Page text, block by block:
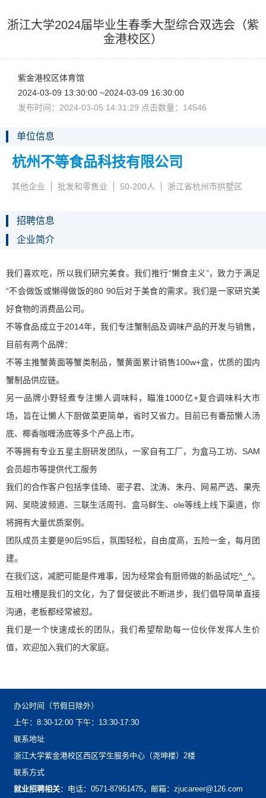
浙江大学2024届毕业生春季大型综合双选会（紫
金港校区）
紫金港校区体育馆
2024-03-0913:30:00~2024-03-0916:30:00
发布时间：2024-03-0514:31:29点击数量：14546
单位信息
杭州不等食品科技有限公司
其他企业 批发和零售业 50-200人 浙江省杭州市拱墅区
招聘信息
企业简介
我们喜欢吃，所以我们研究美食。我们推行“懒食主义”，致力于满足
“不会做饭或懒得做饭的8090后对于美食的需求。我们是一家研究美
好食物的消费品公司。
不等食品成立于2014年，我们专注蟹制品及调味产品的开发与销售，
目前有两个品牌：
不等主推蟹黄面等蟹类制品，蟹黄面累计销售100w+盒，优质的国内
蟹制品供应链。
另一品牌小野轻煮专注懒人调味料，瞄准1000亿+复合调味料大市
场，旨在让懒人下厨做菜更简单，省时又省力。目前已有番茄懒人汤
底、椰香咖喱汤底等多个产品上市。
不等拥有专业五星主厨研发团队，一家自有工厂，为盒马工坊、SAM
会员超市等提供代工服务
我们的合作客户包括李佳琦、密子君、沈涛、朱丹、网易严选、果壳
网、吴晓波频道、三联生活周刊、盒马鲜生、ole等线上线下渠道，你
将拥有大量优质案例。
团队成员主要是90后95后，氛围轻松，自由度高，五险一金，每月团
建。
在我们这，减肥可能是件难事，因为经常会有厨师做的新品试吃^_^。
互相吐槽是我们的文化，为了督促彼此不断进步，我们倡导简单直接
沟通，老板都经常被怼。
我们是一个快速成长的团队，我们希望帮助每一位伙伴发挥人生价
值，欢迎加入我们的大家庭。
办公时间（节假日除外）
上午：8:30-12:00下午：13:30-17:30
联系地址
浙江大学紫金港校区西区学生服务中心（尧坤楼）2楼
联系方式
就业招聘相关：电话：0571-87951475，邮箱：zjucareer@126.com